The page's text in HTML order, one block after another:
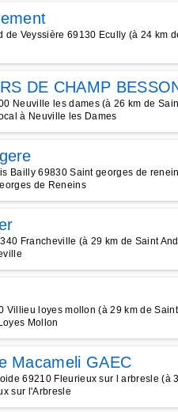
de Veyssière 69130 Ecully (à 24 km
DE CHAMP
Neuville les dames (à 26 km de
à Neuville les Dames
Bailly 69830 Saint georges de
de Reneins
Francheville (à 29 km de Saint
Villieu loyes mollon (à 29 km de
Mollon
Macameli GAEC
69210 Fleurieux sur l arbresle (à
sur l'Arbresle